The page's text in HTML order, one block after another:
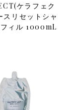
ケラフェク
スリセットシャ
ィル 1000mL